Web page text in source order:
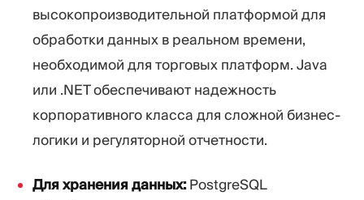
высокопроизводительной платформой для
обработки данных в реальном времени,
необходимой для торговых платформ. Java
или .NET обеспечивают надежность
корпоративного класса для сложной бизнес-
логики и регуляторной отчетности.
Для хранения данных:PostgreSQL